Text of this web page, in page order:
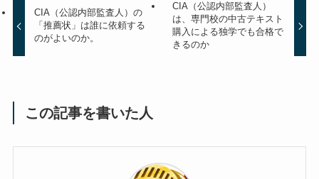
CIA（公認内部監査人）の
「推薦状」は誰に依頼する
のがよいのか。
CIA（公認内部監査人）
は、専門校の中古テキスト
購入による独学でも合格で
きるのか
この記事を書いた人